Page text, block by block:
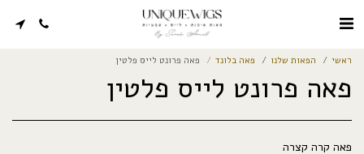
ראשי הפאות שלנו פאה בלונד פאה פרונט לייס פלטין
פאה פרונט לייס פלטין